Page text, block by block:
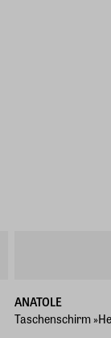
ANATOLE
Taschenschirm